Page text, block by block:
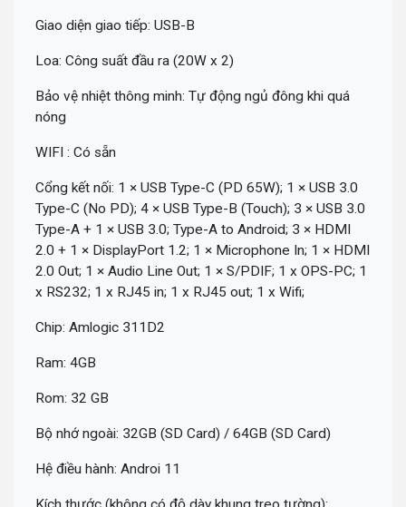
Giao diện giao tiếp: USB-B
Loa: Công suất đầu ra (20W x 2)
Bảo vệ nhiệt thông minh: Tự động ngủ đông khi quá
nóng
WIFI : Có sẵn
Cổng kết nối: 1 × USB Type-C (PD 65W); 1 × USB 3.0
Type-C (No PD); 4 × USB Type-B (Touch); 3 × USB 3.0
Type-A + 1 × USB 3.0; Type-A to Android; 3 × HDMI
2.0 + 1 × DisplayPort 1.2; 1 × Microphone In; 1 × HDMI
2.0 Out; 1 × Audio Line Out; 1 × S/PDIF; 1 x OPS-PC; 1
x RS232; 1 x RJ45 in; 1 x RJ45 out; 1 x Wifi;
Chip: Amlogic 311D2
Ram: 4GB
Rom: 32 GB
Bộ nhớ ngoài: 32GB (SD Card) / 64GB (SD Card)
Hệ điều hành: Androi 11